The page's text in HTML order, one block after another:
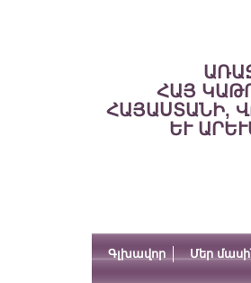
ՀԱՅ
ՀԱՅԱՍՏԱՆԻ,
ԵՒ
Գլխավոր Մեր